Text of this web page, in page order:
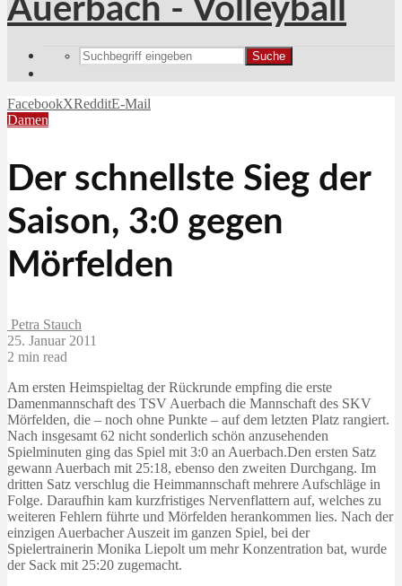
Suche
FacebookXRedditE-Mail
Damen
Der schnellste Sieg der
Saison, 3:0 gegen
Mörfelden
Petra Stauch
25. Januar 2011
2 min read
Am ersten Heimspieltag der Rückrunde empfing die erste
Damenmannschaft des TSV Auerbach die Mannschaft des SKV
Mörfelden, die – noch ohne Punkte – auf dem letzten Platz rangiert.
Nach insgesamt 62 nicht sonderlich schön anzusehenden
Spielminuten ging das Spiel mit 3:0 an Auerbach.Den ersten Satz
gewann Auerbach mit 25:18, ebenso den zweiten Durchgang. Im
dritten Satz verschlug die Heimmannschaft mehrere Aufschläge in
Folge. Daraufhin kam kurzfristiges Nervenflattern auf, welches zu
weiteren Fehlern führte und Mörfelden herankommen lies. Nach der
einzigen Auerbacher Auszeit im ganzen Spiel, bei der
Spielertrainerin Monika Liepolt um mehr Konzentration bat, wurde
der Sack mit 25:20 zugemacht.